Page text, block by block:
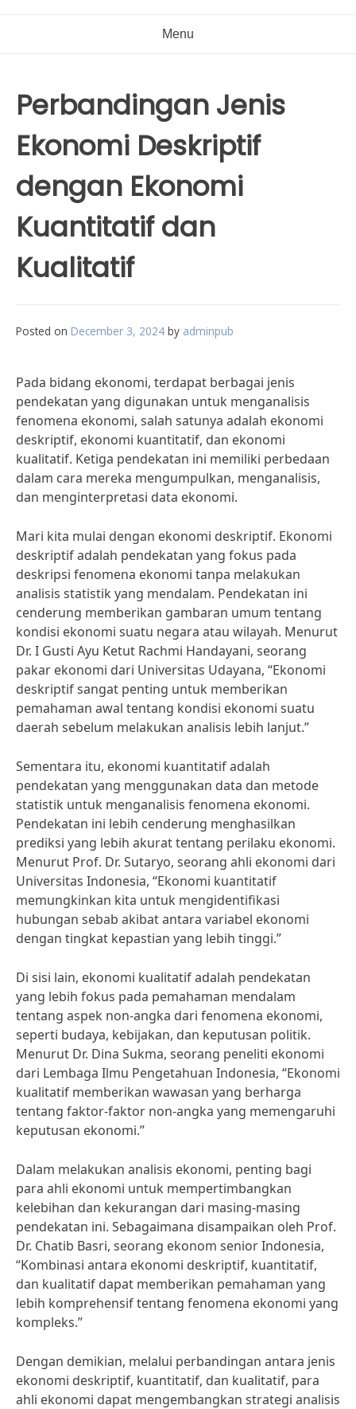
Menu
Perbandingan Jenis
Ekonomi Deskriptif
dengan Ekonomi
Kuantitatif dan
Kualitatif
Posted on December 3, 2024 by adminpub
Pada bidang ekonomi, terdapat berbagai jenis
pendekatan yang digunakan untuk menganalisis
fenomena ekonomi, salah satunya adalah ekonomi
deskriptif, ekonomi kuantitatif, dan ekonomi
kualitatif. Ketiga pendekatan ini memiliki perbedaan
dalam cara mereka mengumpulkan, menganalisis,
dan menginterpretasi data ekonomi.
Mari kita mulai dengan ekonomi deskriptif. Ekonomi
deskriptif adalah pendekatan yang fokus pada
deskripsi fenomena ekonomi tanpa melakukan
analisis statistik yang mendalam. Pendekatan ini
cenderung memberikan gambaran umum tentang
kondisi ekonomi suatu negara atau wilayah. Menurut
Dr. I Gusti Ayu Ketut Rachmi Handayani, seorang
pakar ekonomi dari Universitas Udayana, “Ekonomi
deskriptif sangat penting untuk memberikan
pemahaman awal tentang kondisi ekonomi suatu
daerah sebelum melakukan analisis lebih lanjut.”
Sementara itu, ekonomi kuantitatif adalah
pendekatan yang menggunakan data dan metode
statistik untuk menganalisis fenomena ekonomi.
Pendekatan ini lebih cenderung menghasilkan
prediksi yang lebih akurat tentang perilaku ekonomi.
Menurut Prof. Dr. Sutaryo, seorang ahli ekonomi dari
Universitas Indonesia, “Ekonomi kuantitatif
memungkinkan kita untuk mengidentifikasi
hubungan sebab akibat antara variabel ekonomi
dengan tingkat kepastian yang lebih tinggi.”
Di sisi lain, ekonomi kualitatif adalah pendekatan
yang lebih fokus pada pemahaman mendalam
tentang aspek non-angka dari fenomena ekonomi,
seperti budaya, kebijakan, dan keputusan politik.
Menurut Dr. Dina Sukma, seorang peneliti ekonomi
dari Lembaga Ilmu Pengetahuan Indonesia, “Ekonomi
kualitatif memberikan wawasan yang berharga
tentang faktor-faktor non-angka yang memengaruhi
keputusan ekonomi.”
Dalam melakukan analisis ekonomi, penting bagi
para ahli ekonomi untuk mempertimbangkan
kelebihan dan kekurangan dari masing-masing
pendekatan ini. Sebagaimana disampaikan oleh Prof.
Dr. Chatib Basri, seorang ekonom senior Indonesia,
“Kombinasi antara ekonomi deskriptif, kuantitatif,
dan kualitatif dapat memberikan pemahaman yang
lebih komprehensif tentang fenomena ekonomi yang
kompleks.”
Dengan demikian, melalui perbandingan antara jenis
ekonomi deskriptif, kuantitatif, dan kualitatif, para
ahli ekonomi dapat mengembangkan strategi analisis